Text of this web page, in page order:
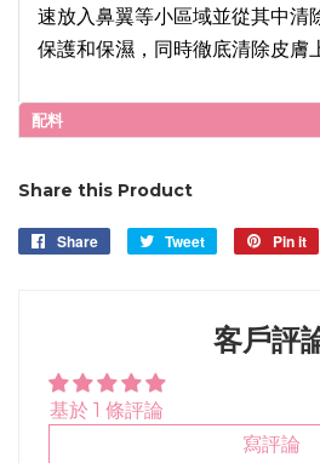
速放入鼻翼等小區域並從其中清
保護和保濕，同時徹底清除皮膚
配料
Share this Product
Share
Share
Tweet
Tweet
Pin it
客戶評
基於 1 條評論
寫評論